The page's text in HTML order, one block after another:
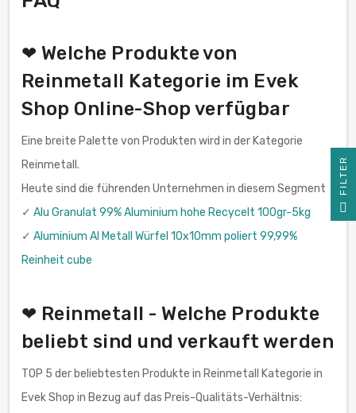
❤ Welche Produkte von
Reinmetall Kategorie im Evek
Shop Online-Shop verfügbar
Eine breite Palette von Produkten wird in der Kategorie
Reinmetall.
Heute sind die führenden Unternehmen in diesem Segment
✓ Alu Granulat 99% Aluminium hohe Recycelt 100gr-5kg
✓ Aluminium Al Metall Würfel 10x10mm poliert 99,99%
Reinheit cube
❤ Reinmetall - Welche Produkte
beliebt sind und verkauft werden
TOP 5 der beliebtesten Produkte in Reinmetall Kategorie in
Evek Shop in Bezug auf das Preis-Qualitäts-Verhältnis:
R